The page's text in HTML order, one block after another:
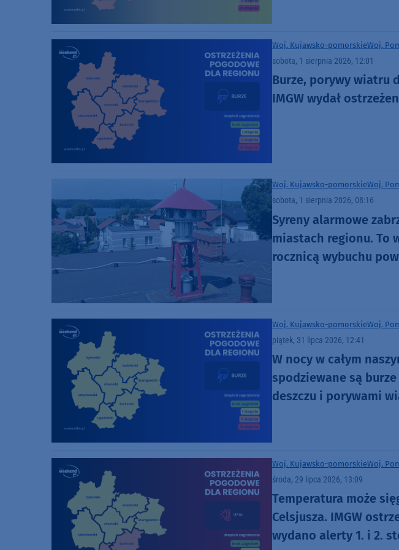
Woj. Kujawsko-pomorskieWoj.
sobota, 1 sierpnia 2026, 12:01
Burze, porywy wiatru
IMGW wydał
Woj. Kujawsko-pomorskieWoj.
sobota, 1 sierpnia 2026, 08:16
Syreny alarmowe
miastach regionu. To
rocznicą wybuchu
Woj. Kujawsko-pomorskieWoj.
piątek, 31 lipca 2026, 12:41
W nocy w całym
spodziewane są
deszczu i porywami
Woj. Kujawsko-pomorskieWoj.
środa, 29 lipca 2026, 13:09
Temperatura może
Celsjusza. IMGW
wydano alerty 1. i 2.